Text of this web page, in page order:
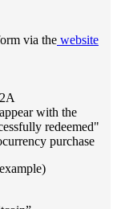
via the website
with the
redeemed"
purchase